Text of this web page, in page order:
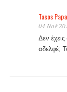
Tasos Papa
04 Νοέ
Δεν
αδελφέ;